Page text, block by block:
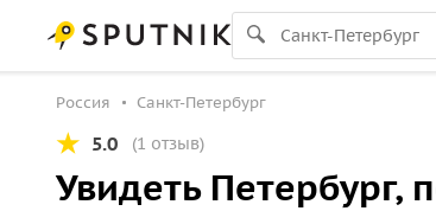
Россия Санкт-Петербург
5.0 (1 отзыв)
Увидеть Петербург,